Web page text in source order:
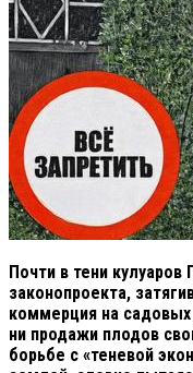
Почти в тени
законопроекта,
коммерция на садовых
ни продажи плодов
борьбе с «теневой